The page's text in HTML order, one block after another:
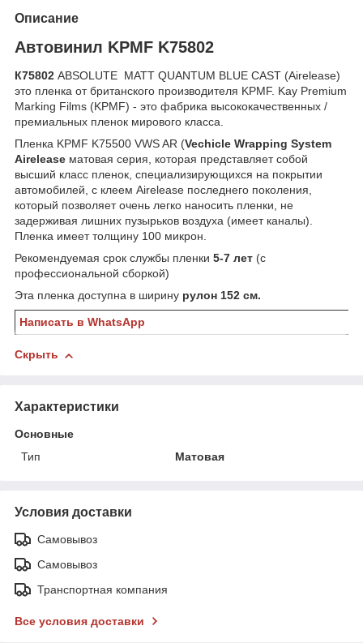
Описание
Автовинил KPMF K75802
К75802 ABSOLUTE MATT QUANTUM BLUE CAST (Airelease)
это пленка от британского производителя KPMF. Kay Premium
Marking Films (KPMF) - это фабрика высококачественных /
премиальных пленок мирового класса.
Пленка KPMF K75500 VWS AR (Vechicle Wrapping System
Airelease матовая серия, которая представляет собой
высший класс пленок, специализирующихся на покрытии
автомобилей, с клеем Airelease последнего поколения,
который позволяет очень легко наносить пленки, не
задерживая лишних пузырьков воздуха (имеет каналы).
Пленка имеет толщину 100 микрон.
Рекомендуемая срок службы пленки 5-7 лет (с
профессиональной сборкой)
Эта пленка доступна в ширину рулон 152 см.
Написать в WhatsApp
Скрыть
Характеристики
Основные
Тип
Матовая
Условия доставки
Самовывоз
Самовывоз
Транспортная компания
Все условия доставки